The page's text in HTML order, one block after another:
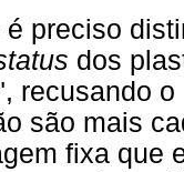
é preciso
dos
recusando
são mais
fixa que